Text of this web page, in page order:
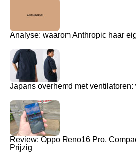
Analyse: waarom Anthropic haar
Japans overhemd met ventilatoren:
Review: Oppo Reno16 Pro,
Prijzig